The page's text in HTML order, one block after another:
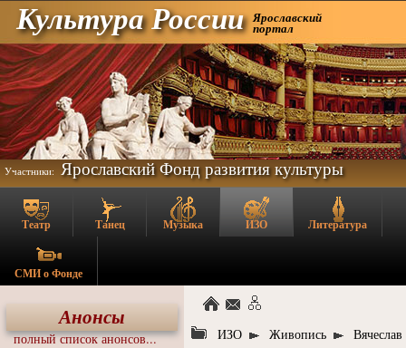
Культура России Ярославский
портал
Участники: Ярославский Фонд развития культуры
Театр Танец Музыка ИЗО Литература
СМИ о Фонде
Анонсы
полный список анонсов... ИЗО Живопись